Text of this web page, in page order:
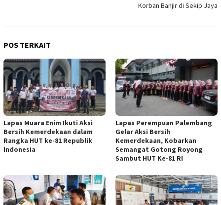
Korban Banjir di Sekip Jaya
POS TERKAIT
Lapas Muara Enim Ikuti Aksi
Bersih Kemerdekaan dalam
Rangka HUT ke-81 Republik
Indonesia
Lapas Perempuan Palembang
Gelar Aksi Bersih
Kemerdekaan, Kobarkan
Semangat Gotong Royong
Sambut HUT Ke-81 RI